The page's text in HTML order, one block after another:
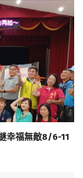
幸福無敵8/6-11